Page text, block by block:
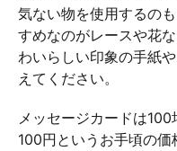
気ない物を使用するの
すめなのがレースや花
わいらしい印象の手紙
えてください。
メッセージカードは100
100円というお手頃の